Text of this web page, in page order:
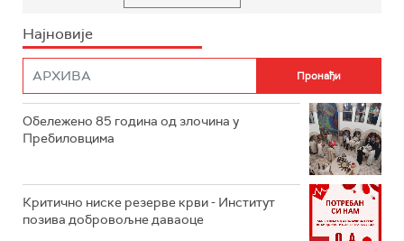
Најновије
Обележено 85 година од злочина у
Пребиловцима
Критично ниске резерве крви - Институт
позива добровољне даваоце